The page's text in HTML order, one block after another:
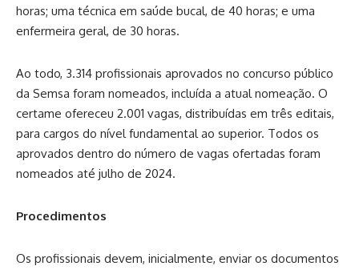
horas; uma técnica em saúde bucal, de 40 horas; e uma
enfermeira geral, de 30 horas.
Ao todo, 3.314 profissionais aprovados no concurso público
da Semsa foram nomeados, incluída a atual nomeação. O
certame ofereceu 2.001 vagas, distribuídas em três editais,
para cargos do nível fundamental ao superior. Todos os
aprovados dentro do número de vagas ofertadas foram
nomeados até julho de 2024.
Procedimentos
Os profissionais devem, inicialmente, enviar os documentos